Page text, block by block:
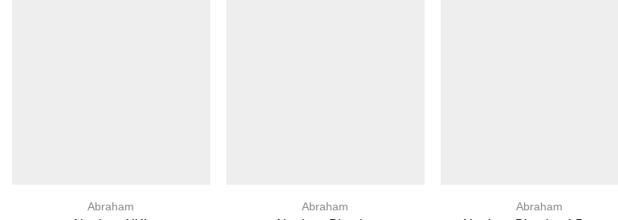
Abraham Abraham Abraham